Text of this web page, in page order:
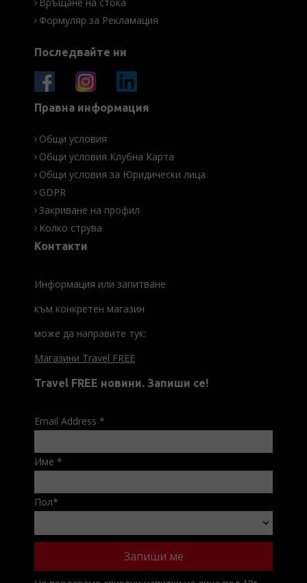
Формуляр за Рекламация
Последвайте ни
Правна информация
Общи условия
Общи условия Клубна Карта
Общи условия за Юридически лица
GDPR
Закриване на профил
Колко струва
Контакти
Информация или запитване
към конкретен магазин
може да направите тук:
Магазини Travel FREE
Travel FREE новини. Запиши се!
Email Address *
Име *
Пол*